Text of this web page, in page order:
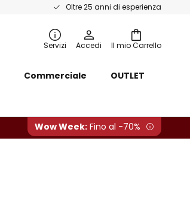
Oltre 25 anni di esperienza
Il mio Carrello
Servizi Accedi
Commerciale OUTLET
Wow Week: Fino al -70%